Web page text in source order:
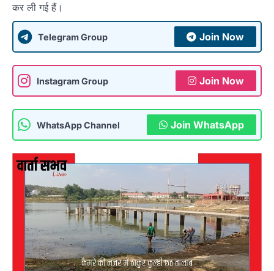
कर ली गई हैं।
Telegram Group Join Now
Instagram Group Join Now
WhatsApp Channel Join WhatsApp